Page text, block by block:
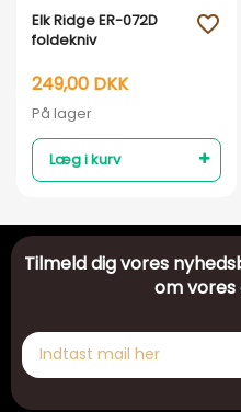
Elk Ridge ER-072D
foldekniv
249,00 DKK
På lager
Læg i kurv
favorite_outline
Tilmeld dig vores
om vores